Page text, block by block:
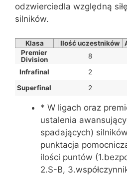
odzwierciedla względną
silników.
Klasa Ilość uczestników
Premier
Division
8
Infrafinal
2
Superfinal
2
* W ligach oraz
ustalenia
spadających)
punktacja
ilości puntów
2.S-B,